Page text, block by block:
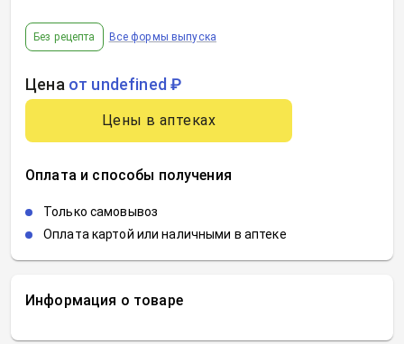
Информация о товаре
Без рецепта Все формы выпуска
Цена от undefined ₽
Цены в аптеках
Оплата и способы получения
Только самовывоз
Оплата картой или наличными в аптеке